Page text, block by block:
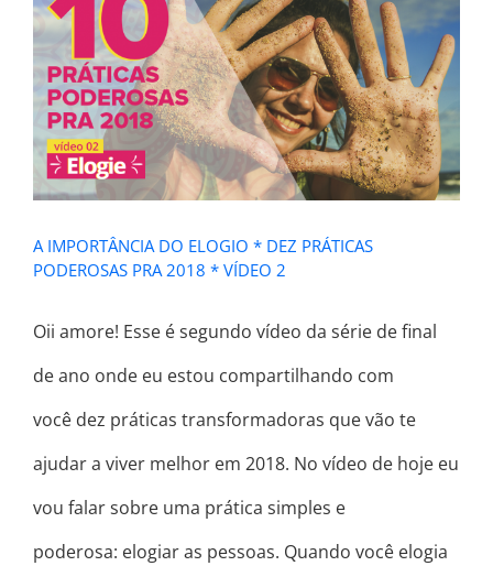
A IMPORTÂNCIA DO ELOGIO * DEZ
PRÁTICAS PODEROSAS PRA 2018 *
VÍDEO 2
A IMPORTÂNCIA DO ELOGIO * DEZ PRÁTICAS
PODEROSAS PRA 2018 * VÍDEO 2
​Oii amore! Esse é segundo vídeo da série de final
de ano onde eu estou compartilhando com
você dez práticas transformadoras que vão te
ajudar a viver melhor em 2018. No vídeo de hoje eu
vou falar sobre uma prática simples e
poderosa: elogiar as pessoas. Quando você elogia